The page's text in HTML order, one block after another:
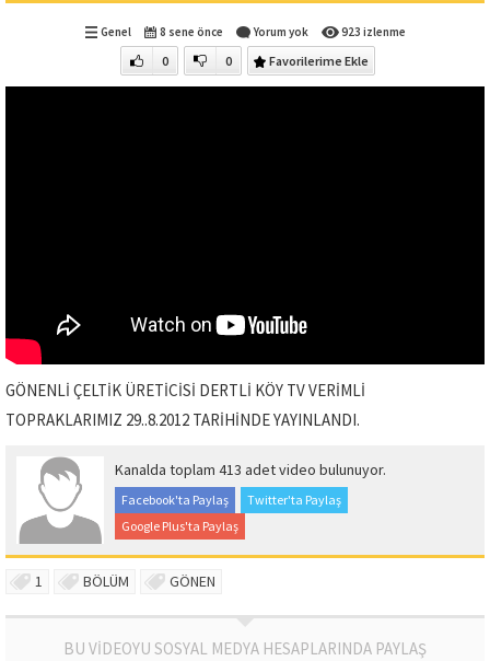
Genel 8 sene önce Yorum yok 923 izlenme
0 0 Favorilerime Ekle
GÖNENLİ ÇELTİK ÜRETİCİSİ DERTLİ KÖY TV VERİMLİ
TOPRAKLARIMIZ 29..8.2012 TARİHİNDE YAYINLANDI.
Kanalda toplam 413 adet video bulunuyor.
Facebook'ta Paylaş
Twitter'ta Paylaş
Google Plus'ta Paylaş
1 BÖLÜM GÖNEN
BU VİDEOYU SOSYAL MEDYA HESAPLARINDA PAYLAŞ